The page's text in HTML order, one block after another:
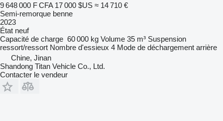
9 648 000 F CFA 17 000 $US ≈ 14 710 €
Semi-remorque benne
2023
État neuf
Capacité de charge 60 000 kg Volume 35 m³ Suspension
ressort/ressort Nombre d'essieux 4 Mode de déchargement arrière
Chine, Jinan
Shandong Titan Vehicle Co., Ltd.
Contacter le vendeur